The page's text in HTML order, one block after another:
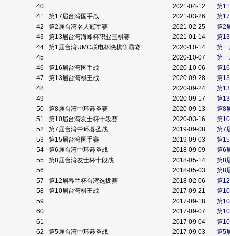
40
2021-04-12
第
41
第17届台湾国手战 2021-03-26
第
42
第2届台湾名人冠军赛 2021-02-25
第2
43
第13届台湾海峰杯职业围棋赛 2021-01-14
第
44
第1届台湾UMC联电杯快棋争霸赛 2020-10-14
第
45
2020-10-07
第
46
第16届台湾国手战 2020-10-06
第
47
第13届台湾棋王战 2020-09-28
第
48
2020-09-24
第
49
2020-09-17
第
50
第8届台湾中环碁圣赛 2020-09-13
第8
51
第10届台湾友士杯十段赛 2020-03-16
第
52
第7届台湾中环碁圣战 2019-09-08
第7
53
第15届台湾国手赛 2019-09-03
第
54
第6届台湾中环碁圣战 2018-09-09
第6
55
第8届台湾友士杯十段战 2018-05-14
第8
56
2018-05-03
第8
57
第12届春兰杯台湾选拔赛 2018-02-06
第
58
第10届台湾棋王战 2017-09-21
第
59
2017-09-18
第
60
2017-09-07
第
61
2017-09-04
第
62
第5届台湾中环碁圣战 2017-09-03
第5